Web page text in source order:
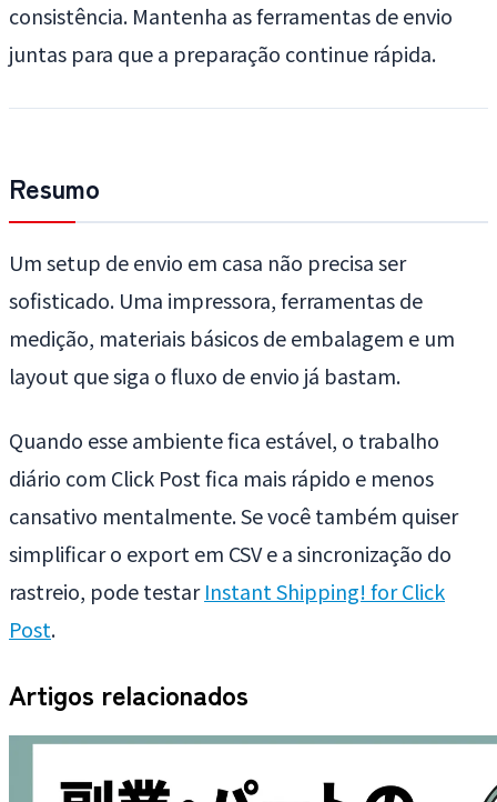
consistência. Mantenha as ferramentas de envio
juntas para que a preparação continue rápida.
Resumo
Um setup de envio em casa não precisa ser
sofisticado. Uma impressora, ferramentas de
medição, materiais básicos de embalagem e um
layout que siga o fluxo de envio já bastam.
Quando esse ambiente fica estável, o trabalho
diário com Click Post fica mais rápido e menos
cansativo mentalmente. Se você também quiser
simplificar o export em CSV e a sincronização do
rastreio, pode testarInstant Shipping! for Click
Post.
Artigos relacionados